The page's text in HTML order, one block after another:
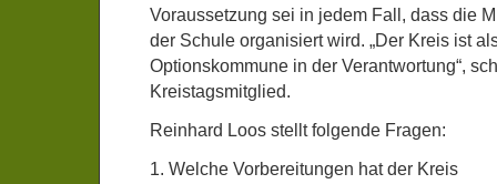
Voraussetzung sei in jedem Fall, dass die
der Schule organisiert wird. „Der Kreis ist
Optionskommune in der Verantwortung“,
Kreistagsmitglied.
Reinhard Loos stellt folgende Fragen:
1. Welche Vorbereitungen hat der Kreis